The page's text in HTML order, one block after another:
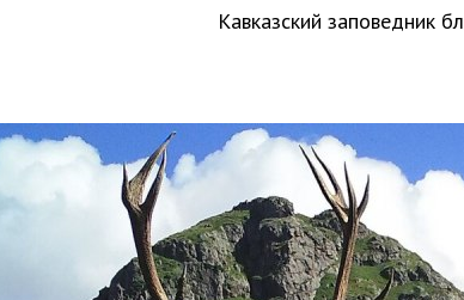
Кавказский заповедник